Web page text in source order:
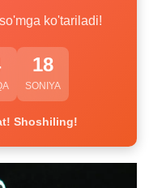
ko'tariladi!
17
SONIYA
Shoshiling!